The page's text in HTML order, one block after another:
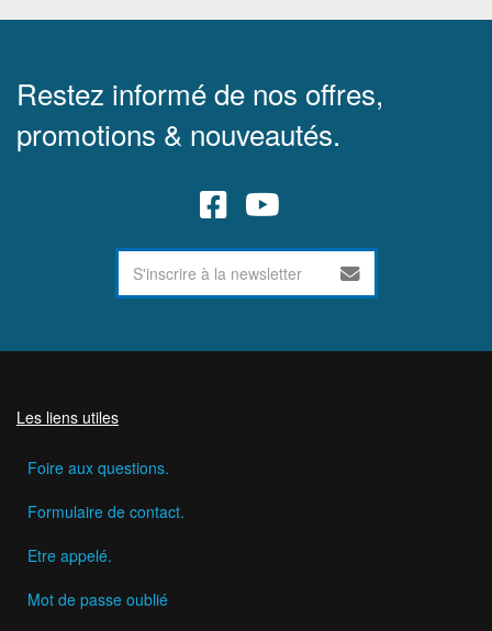
Restez informé de nos offres,
promotions & nouveautés.
Les liens utiles
Foire aux questions.
Formulaire de contact.
Etre appelé.
Mot de passe oublié